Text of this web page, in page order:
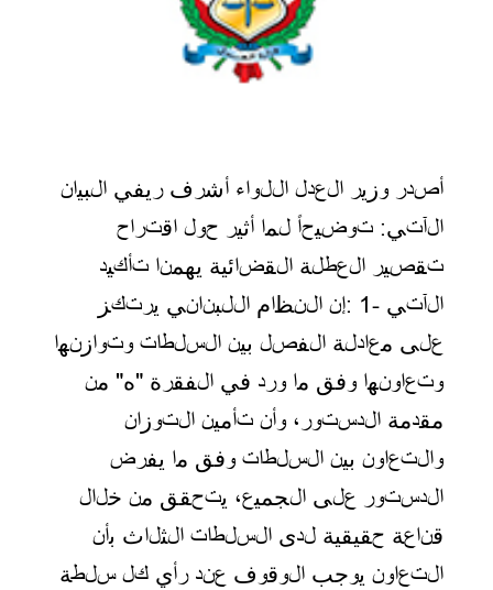
أصدر وزير العدل اللواء أشرف ريفي البيان
الآتي: توضيحاً لما أثير حول اقتراح
تقصير العطلة القضائية يهمنا تأكيد
الآتي : 1-إن النظام اللبناني يرتكز
على معادلة الفصل بين السلطات وتوازنها
وتعاونها وفق ما ورد في الفقرة "ه" من
مقدمة الدستور، وأن تأمين التوزان
والتعاون بين السلطات وفق ما يفرض
الدستور على الجميع، يتحقق من خلال
قناعة حقيقية لدى السلطات الثلاث بأن
التعاون يوجب الوقوف عند رأي كل سلطة